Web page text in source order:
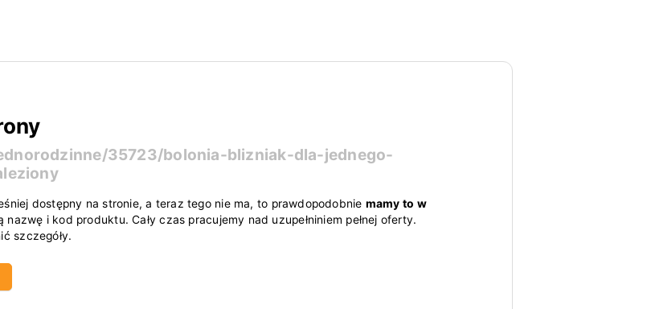
35723/bolonia-blizniak-dla-jednego-
dostępny na stronie, a teraz tego nie ma, to prawdopodobnie mamy to w
i kod produktu. Cały czas pracujemy nad uzupełniniem pełnej oferty.
szczegóły.